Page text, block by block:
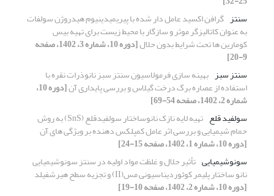
سنتز گرافن اکسید عامل دار شده با پیریمیدینیوم هیدروژن سولفات
به عنوان کاتالیزگر موثر و سازگار با محیط زیست برای تهیه بیس
کومارین ها تحت شرایط بدون حلال [دوره 10، شماره 3، 1402، صفحه
9-20]
سنتز سبز بهینه سازی فرمولاسیون سنتز سبز نانوذرات نقره با
استفاده از عصاره برگ درخت گیلاس و بررسی پایداری آن [دوره 10،
شماره 2، 1402، صفحه 54-69]
سولفید قلع
تهیه لایه نازک نانوساختار سولفیدقلع (SnS) به روش
حمام شیمیایی و بررسی اثر عامل کمپلکس دهنده بر ویژگی های آن
[دوره 10، شماره 1، 1402، صفحه 15-24]
سونوشیمیایی تأثیر حلال و غلظت مواد اولیه در سنتز سونوشیمیایی
نانو ساختار پلیمر کوئوردیناسیونی مس(II) و تجزیه سطح هیرشفیلد
[دوره 10، شماره 2، 1402، صفحه 10-19]